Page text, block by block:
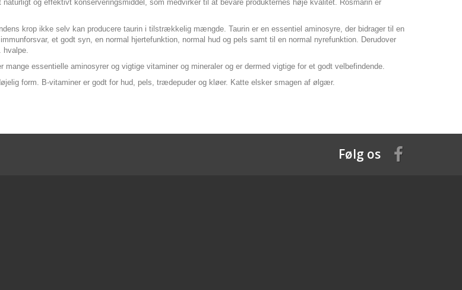
og effektivt konserveringsmiddel, som medvirker til at bevare produkternes høje kvalitet. Rosmarin er
krop ikke selv kan producere taurin i tilstrækkelig mængde. Taurin er en essentiel aminosyre, der bidrager til en
et godt syn, en normal hjertefunktion, normal hud og pels samt til en normal nyrefunktion. Derudover
hvalpe.
essentielle aminosyrer og vigtige vitaminer og mineraler og er dermed vigtige for et godt velbefindende.
form. B-vitaminer er godt for hud, pels, trædepuder og kløer. Katte elsker smagen af ølgær.
Følg os